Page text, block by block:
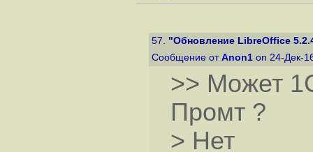
57. "Обновление LibreOffice
Сообщение от Anon1 on 24-Дек-
>> Может
Промт ?
> Нет